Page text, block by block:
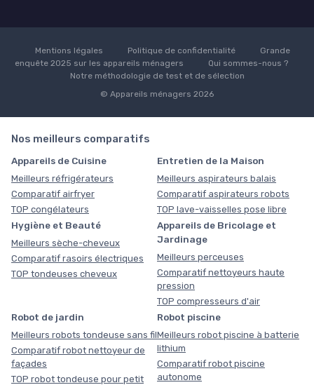
Mentions légales Politique de confidentialité
Grande
enquête 2025 sur les appareils ménagers
Qui sommes-nous ?
Notre méthodologie de test et de sélection
© Appareils ménagers 2026
Nos meilleurs comparatifs
Appareils de Cuisine
Meilleurs réfrigérateurs
Comparatif airfryer
TOP congélateurs
Entretien de la Maison
Meilleurs aspirateurs balais
Comparatif aspirateurs robots
TOP lave-vaisselles pose libre
Hygiène et Beauté
Meilleurs sèche-cheveux
Comparatif rasoirs électriques
TOP tondeuses cheveux
Appareils de Bricolage et
Jardinage
Meilleurs perceuses
Comparatif nettoyeurs haute
pression
TOP compresseurs d'air
Robot de jardin
Meilleurs robots tondeuse sans fil
Comparatif robot nettoyeur de
façades
TOP robot tondeuse pour petit
Robot piscine
Meilleurs robot piscine à batterie
lithium
Comparatif robot piscine
autonome